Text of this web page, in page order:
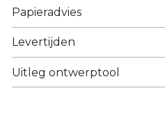
Papieradvies
Levertijden
Uitleg ontwerptool